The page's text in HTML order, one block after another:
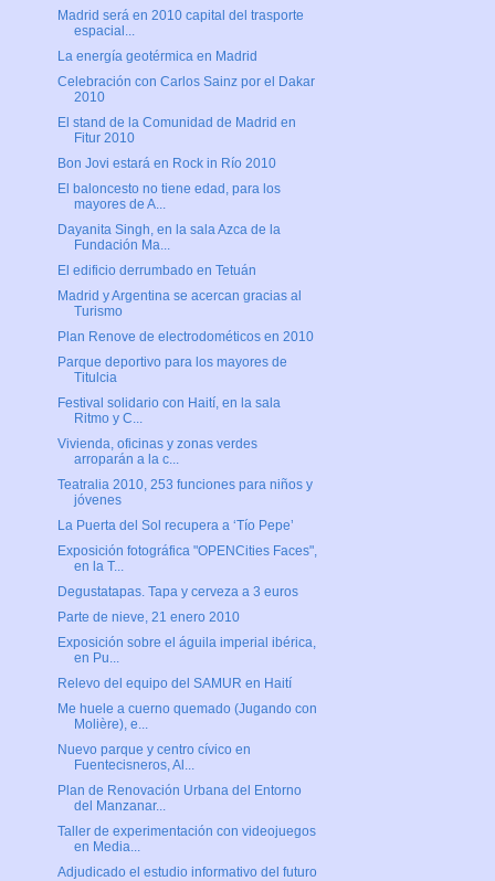
Madrid será en 2010 capital del trasporte
espacial...
La energía geotérmica en Madrid
Celebración con Carlos Sainz por el Dakar
2010
El stand de la Comunidad de Madrid en
Fitur 2010
Bon Jovi estará en Rock in Río 2010
El baloncesto no tiene edad, para los
mayores de A...
Dayanita Singh, en la sala Azca de la
Fundación Ma...
El edificio derrumbado en Tetuán
Madrid y Argentina se acercan gracias al
Turismo
Plan Renove de electrodométicos en 2010
Parque deportivo para los mayores de
Titulcia
Festival solidario con Haití, en la sala
Ritmo y C...
Vivienda, oficinas y zonas verdes
arroparán a la c...
Teatralia 2010, 253 funciones para niños y
jóvenes
La Puerta del Sol recupera a ‘Tío Pepe’
Exposición fotográfica "OPENCities Faces",
en la T...
Degustatapas. Tapa y cerveza a 3 euros
Parte de nieve, 21 enero 2010
Exposición sobre el águila imperial ibérica,
en Pu...
Relevo del equipo del SAMUR en Haití
Me huele a cuerno quemado (Jugando con
Molière), e...
Nuevo parque y centro cívico en
Fuentecisneros, Al...
Plan de Renovación Urbana del Entorno
del Manzanar...
Taller de experimentación con videojuegos
en Media...
Adjudicado el estudio informativo del futuro